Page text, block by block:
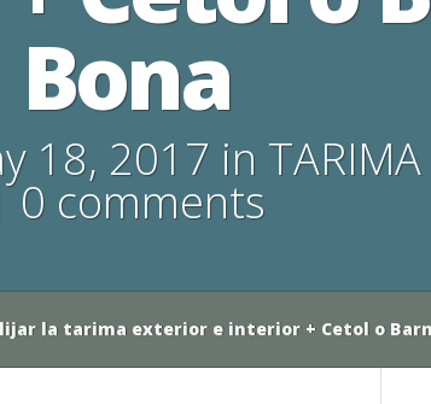
Bona
18, 2017 in TARIMA
0 comments
lijar la tarima exterior e interior + Cetol o